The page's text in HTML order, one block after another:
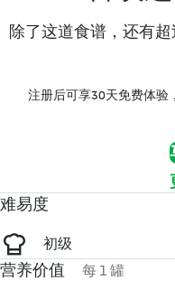
除了这道食谱，还有
注册后可享30天免费体验
难易度
初级
营养价值 每 1 罐